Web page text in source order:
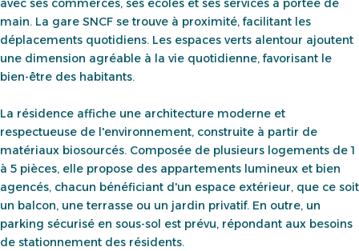
avec ses commerces, ses écoles et ses services à portée de
main. La gare SNCF se trouve à proximité, facilitant les
déplacements quotidiens. Les espaces verts alentour ajoutent
une dimension agréable à la vie quotidienne, favorisant le
bien-être des habitants.
La résidence affiche une architecture moderne et
respectueuse de l'environnement, construite à partir de
matériaux biosourcés. Composée de plusieurs logements de 1
à 5 pièces, elle propose des appartements lumineux et bien
agencés, chacun bénéficiant d'un espace extérieur, que ce soit
un balcon, une terrasse ou un jardin privatif. En outre, un
parking sécurisé en sous-sol est prévu, répondant aux besoins
de stationnement des résidents.